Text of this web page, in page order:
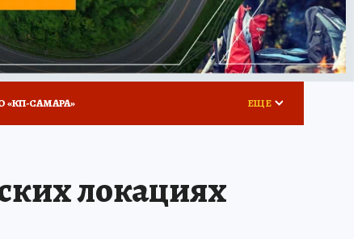
«КП-САМАРА»
ДЕНЬ ПОБЕДЫ В САМАРЕ 2025
ЕЩЕ
локациях